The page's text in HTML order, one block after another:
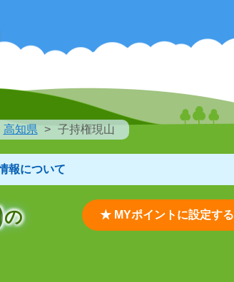
高知県 子持権現山
報について
の
★ MYポイントに設定する